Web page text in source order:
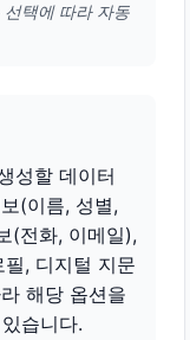
택에 따라 자동
성할 데이터
(이름, 성별,
(전화, 이메일),
, 디지털 지문
해당 옵션을
습니다.